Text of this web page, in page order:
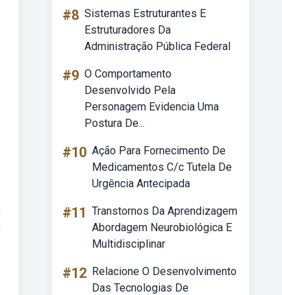
#8 Sistemas Estruturantes E
Estruturadores Da
Administração Pública Federal
#9 O Comportamento
Desenvolvido Pela
Personagem Evidencia Uma
Postura De...
#10 Ação Para Fornecimento De
Medicamentos C/c Tutela De
Urgência Antecipada
#11 Transtornos Da Aprendizagem
Abordagem Neurobiológica E
Multidisciplinar
#12 Relacione O Desenvolvimento
Das Tecnologias De